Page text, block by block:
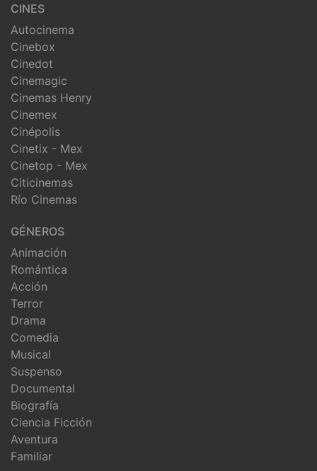
CINES
Autocinema
Cinebox
Cinedot
Cinemagic
Cinemas Henry
Cinemex
Cinépolis
Cinetix - Mex
Cinetop - Mex
Citicinemas
Río Cinemas
GÉNEROS
Animación
Romántica
Acción
Terror
Drama
Comedia
Musical
Suspenso
Documental
Biografía
Ciencia Ficción
Aventura
Familiar